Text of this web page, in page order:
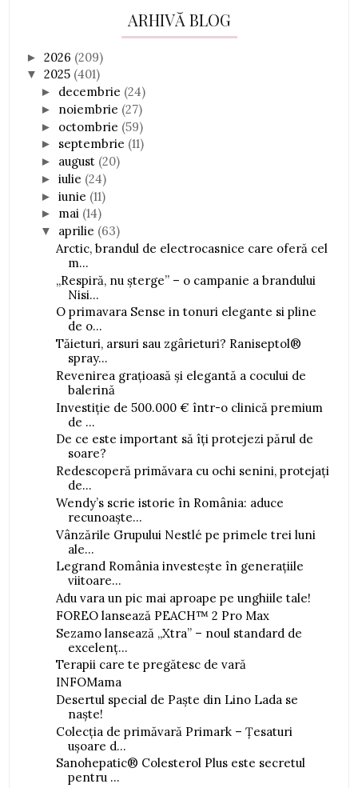
ARHIVĂ BLOG
►2026 (209)
▼2025 (401)
► decembrie (24)
► noiembrie (27)
► octombrie (59)
► septembrie (11)
► august (20)
►iulie (24)
►iunie (11)
► mai (14)
▼ aprilie (63)
Arctic, brandul de electrocasnice care oferă cel
m...
„Respiră, nu șterge” – o campanie a brandului
Nisi...
O primavara Sense in tonuri elegante si pline
de o...
Tăieturi, arsuri sau zgârieturi? Raniseptol®
spray...
Revenirea grațioasă și elegantă a cocului de
balerină
Investiție de 500.000 € într-o clinică premium
de ...
De ce este important să îți protejezi părul de
soare?
Redescoperă primăvara cu ochi senini, protejați
de...
Wendy’s scrie istorie în România: aduce
recunoaște...
Vânzările Grupului Nestlé pe primele trei luni
ale...
Legrand România investește în generațiile
viitoare...
Adu vara un pic mai aproape pe unghiile tale!
FOREO lansează PEACH™ 2 Pro Max
Sezamo lansează „Xtra” – noul standard de
excelenț...
Terapii care te pregătesc de vară
INFOMama
Desertul special de Paște din Lino Lada se
naște!
Colecția de primăvară Primark – Țesaturi
ușoare d...
Sanohepatic® Colesterol Plus este secretul
pentru ...